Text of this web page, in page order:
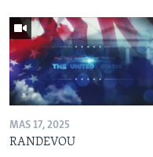
MAS 17, 2025
RANDEVOU